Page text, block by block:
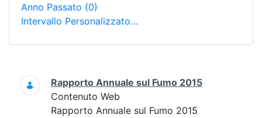
Anno Passato (0)
Intervallo Personalizzato…
Ricerca
Rapporto Annuale sul Fumo 2015
Contenuto Web
Rapporto Annuale sul Fumo 2015